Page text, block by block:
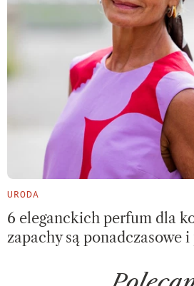
URODA
6 eleganckich perfum dla
zapachy są ponadczasowe i